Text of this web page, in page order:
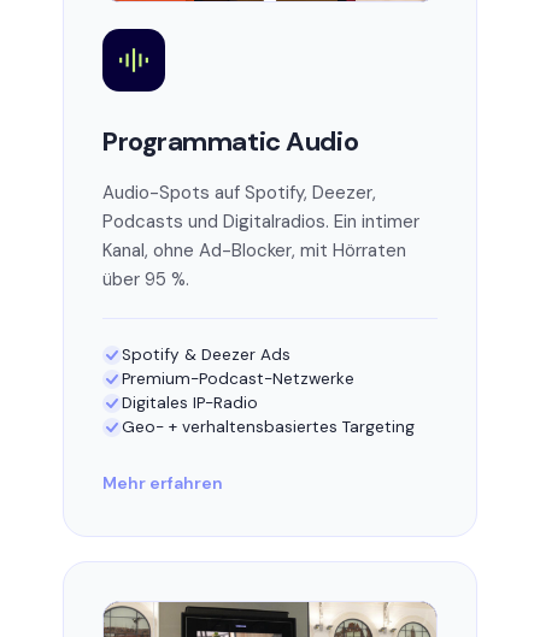
Programmatic Audio
Audio-Spots auf Spotify, Deezer,
Podcasts und Digitalradios. Ein intimer
Kanal, ohne Ad-Blocker, mit Hörraten
über 95 %.
Spotify & Deezer Ads
Premium-Podcast-Netzwerke
Digitales IP-Radio
Geo- + verhaltensbasiertes Targeting
Mehr erfahren